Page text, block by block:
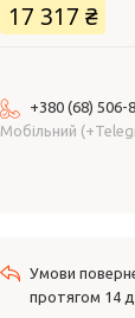
17 317 ₴
+380 (68) 506-
Мобільний
протягом 14